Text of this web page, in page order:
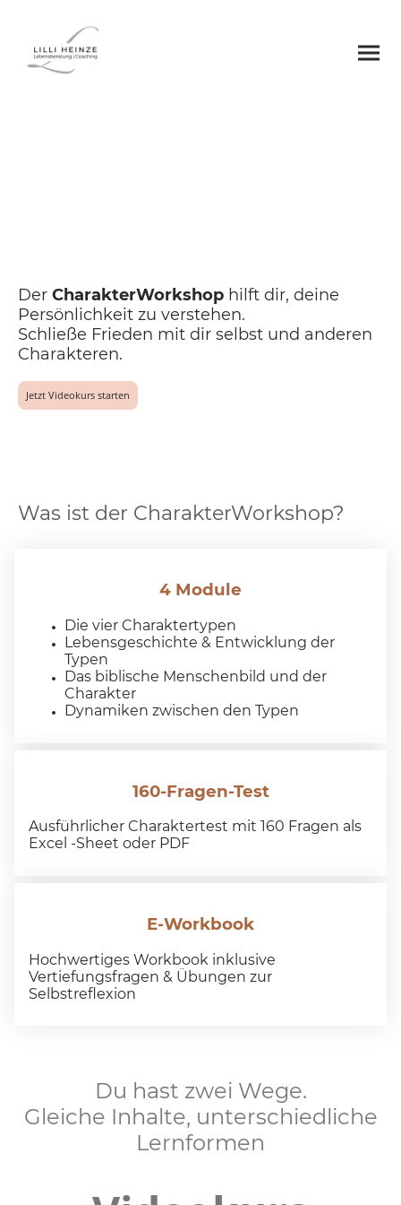
Der CharakterWorkshop hilft dir, deine
Persönlichkeit zu verstehen.
Schließe Frieden mit dir selbst und anderen
Charakteren.
Jetzt Videokurs starten
Was ist der CharakterWorkshop?
4 Module
Die vier Charaktertypen
Lebensgeschichte & Entwicklung der
Typen
Das biblische Menschenbild und der
Charakter
Dynamiken zwischen den Typen
160-Fragen-Test
Ausführlicher Charaktertest mit 160 Fragen als
Excel -Sheet oder PDF
E-Workbook
Hochwertiges Workbook inklusive
Vertiefungsfragen & Übungen zur
Selbstreflexion
Du hast zwei Wege.
Gleiche Inhalte, unterschiedliche
Lernformen